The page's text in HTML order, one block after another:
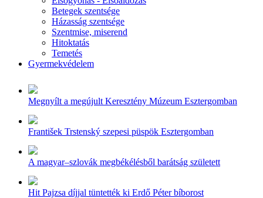
Betegek szentsége
Házasság szentsége
Szentmise, miserend
Hitoktatás
Temetés
Gyermekvédelem
Megnyílt a megújult Keresztény Múzeum Esztergomban
František Trstenský szepesi püspök Esztergomban
A magyar–szlovák megbékélésből barátság született
Hit Pajzsa díjjal tüntették ki Erdő Péter bíborost